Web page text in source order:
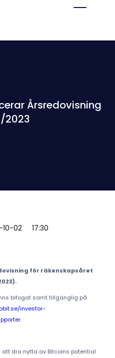
Årsredovisning
2023
10-02 17:30
för räkenskapsåret
bifogat samt tillgänglig på
investor-
.
dra nytta av Bitcoins potential